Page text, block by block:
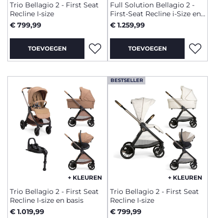
Trio Bellagio 2 - First Seat
Recline I-size
€ 799,99
TOEVOEGEN
Full Solution Bellagio 2 -
First-Seat Recline i-Size en
FullSeat 360 met basis
€ 1.259,99
TOEVOEGEN
+ KLEUREN
Trio Bellagio 2 - First Seat
Recline I-size en basis
€ 1.019,99
BESTSELLER
+ KLEUREN
Trio Bellagio 2 - First Seat
Recline I-size
€ 799,99